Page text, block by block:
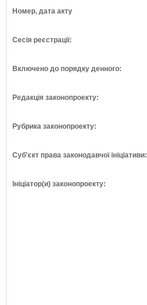
Номер, дата акту
Сесія реєстрації:
Включено до порядку денного:
Редакція законопроекту:
Рубрика законопроекту:
Суб'єкт права законодавчої ініціативи:
Ініціатор(и) законопроекту: